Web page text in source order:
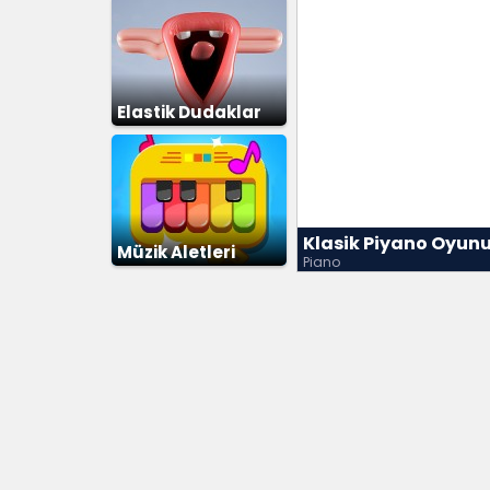
Elastik Dudaklar
Müzik Aletleri Klasik Piyano
Piano